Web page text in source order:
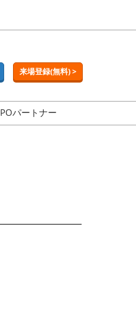
来場登録(無料) >
パートナー